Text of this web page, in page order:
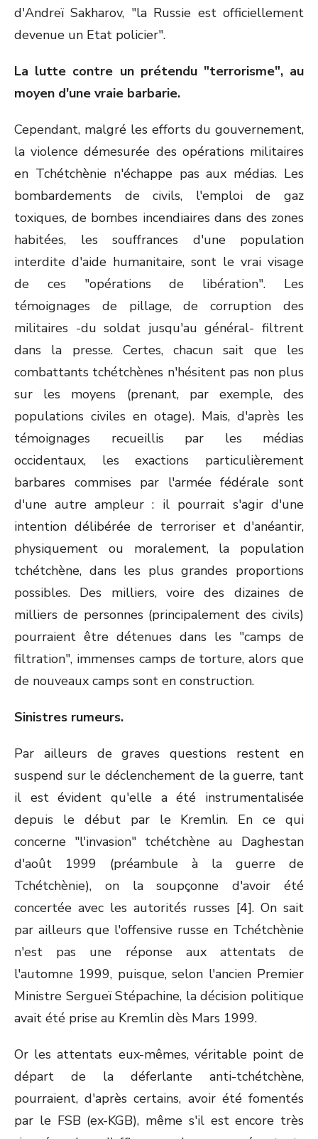
d'Andreï Sakharov, "la Russie est officiellement
devenue un Etat policier".
La lutte contre un prétendu "terrorisme", au
moyen d'une vraie barbarie.
Cependant, malgré les efforts du gouvernement,
la violence démesurée des opérations militaires
en Tchétchènie n'échappe pas aux médias. Les
bombardements de civils, l'emploi de gaz
toxiques, de bombes incendiaires dans des zones
habitées, les souffrances d'une population
interdite d'aide humanitaire, sont le vrai visage
de ces "opérations de libération". Les
témoignages de pillage, de corruption des
militaires -du soldat jusqu'au général- filtrent
dans la presse. Certes, chacun sait que les
combattants tchétchènes n'hésitent pas non plus
sur les moyens (prenant, par exemple, des
populations civiles en otage). Mais, d'après les
témoignages recueillis par les médias
occidentaux, les exactions particulièrement
barbares commises par l'armée fédérale sont
d'une autre ampleur : il pourrait s'agir d'une
intention délibérée de terroriser et d'anéantir,
physiquement ou moralement, la population
tchétchène, dans les plus grandes proportions
possibles. Des milliers, voire des dizaines de
milliers de personnes (principalement des civils)
pourraient être détenues dans les "camps de
filtration", immenses camps de torture, alors que
de nouveaux camps sont en construction.
Sinistres rumeurs.
Par ailleurs de graves questions restent en
suspend sur le déclenchement de la guerre, tant
il est évident qu'elle a été instrumentalisée
depuis le début par le Kremlin. En ce qui
concerne "l'invasion" tchétchène au Daghestan
d'août 1999 (préambule à la guerre de
Tchétchènie), on la soupçonne d'avoir été
concertée avec les autorités russes [4]. On sait
par ailleurs que l'offensive russe en Tchétchènie
n'est pas une réponse aux attentats de
l'automne 1999, puisque, selon l'ancien Premier
Ministre Sergueï Stépachine, la décision politique
avait été prise au Kremlin dès Mars 1999.
Or les attentats eux-mêmes, véritable point de
départ de la déferlante anti-tchétchène,
pourraient, d'après certains, avoir été fomentés
par le FSB (ex-KGB), même s'il est encore très